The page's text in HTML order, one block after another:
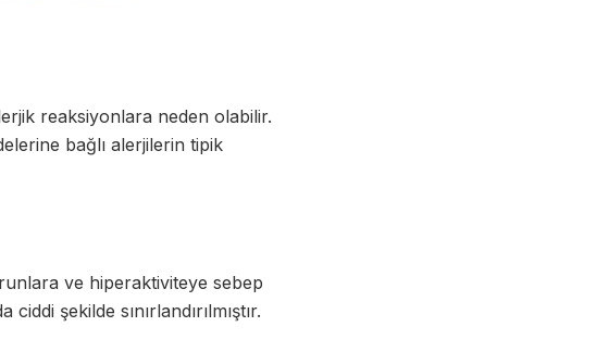
reaksiyonlara neden olabilir.
bağlı alerjilerin tipik
ve hiperaktiviteye sebep
şekilde sınırlandırılmıştır.